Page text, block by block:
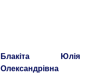
Блакіта Юлія
Олександрівна